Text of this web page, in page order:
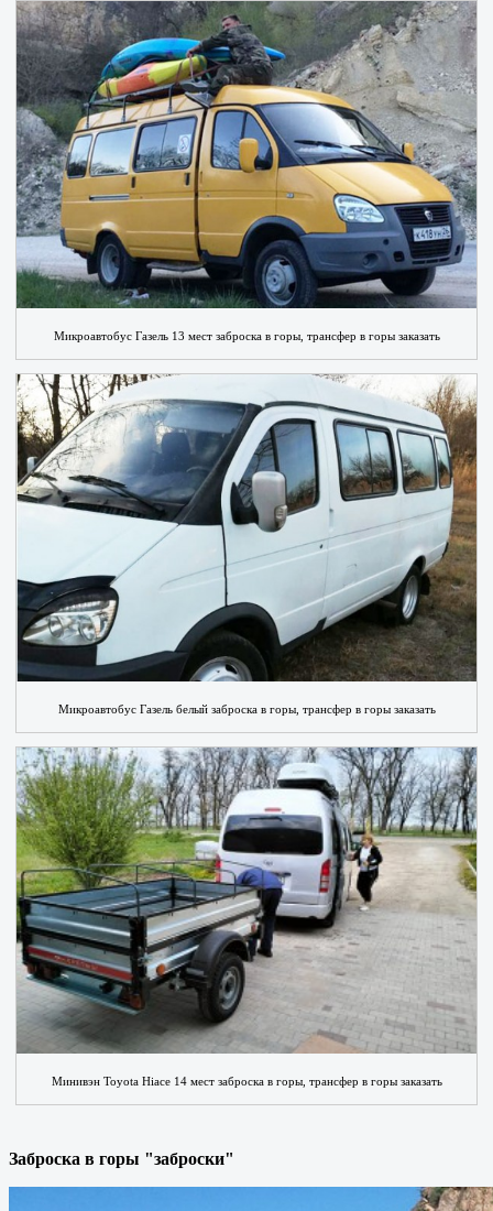
Микроавтобус Газель 13 мест заброска в горы, трансфер в горы заказать
Микроавтобус Газель белый заброска в горы, трансфер в горы заказать
Минивэн Toyota Hiace 14 мест заброска в горы, трансфер в горы заказать
Заброска в горы "заброски"